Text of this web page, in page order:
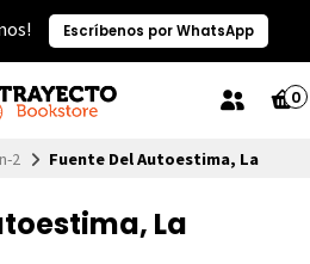
Escríbenos por WhatsApp
0
2 Fuente Del Autoestima, La
La